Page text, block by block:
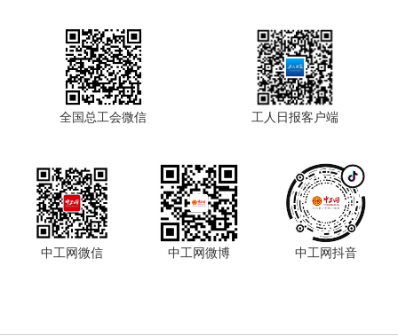
全国总工会微信 工人日报客户端
中工网微信 中工网微博 中工网抖音